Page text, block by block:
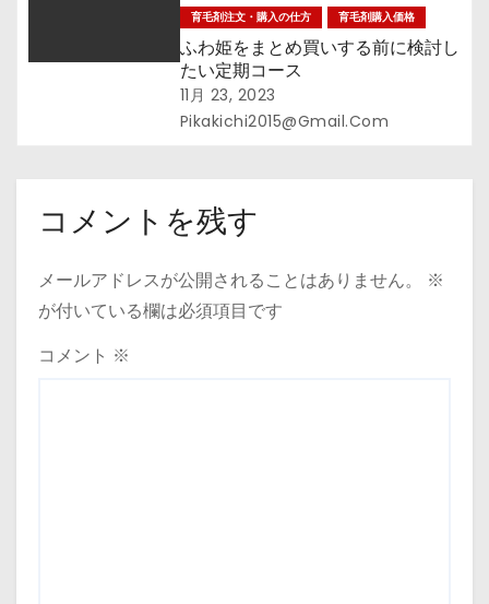
育毛剤注文・購入の仕方
育毛剤購入価格
ふわ姫をまとめ買いする前に検討し
たい定期コース
11月 23, 2023
Pikakichi2015@gmail.com
コメントを残す
メールアドレスが公開されることはありません。
※
が付いている欄は必須項目です
コメント ※